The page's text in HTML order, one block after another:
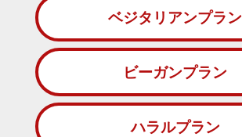
ベジタリアンプラン
ビーガンプラン
ハラルプラン